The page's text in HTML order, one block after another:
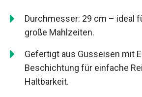
Durchmesser: 29 cm – ideal
große Mahlzeiten.
Gefertigt aus Gusseisen mit
Beschichtung für einfache
Haltbarkeit.